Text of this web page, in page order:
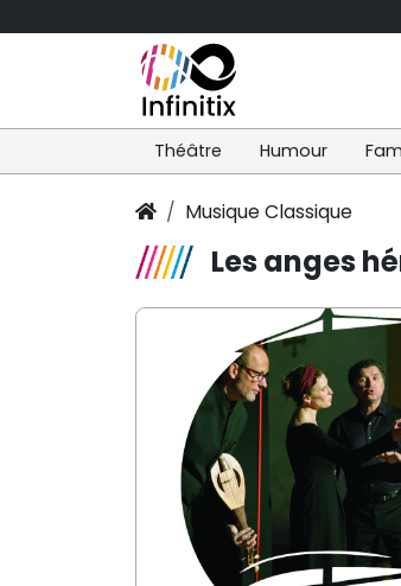
Théâtre Humour
Musique Classique
Les anges